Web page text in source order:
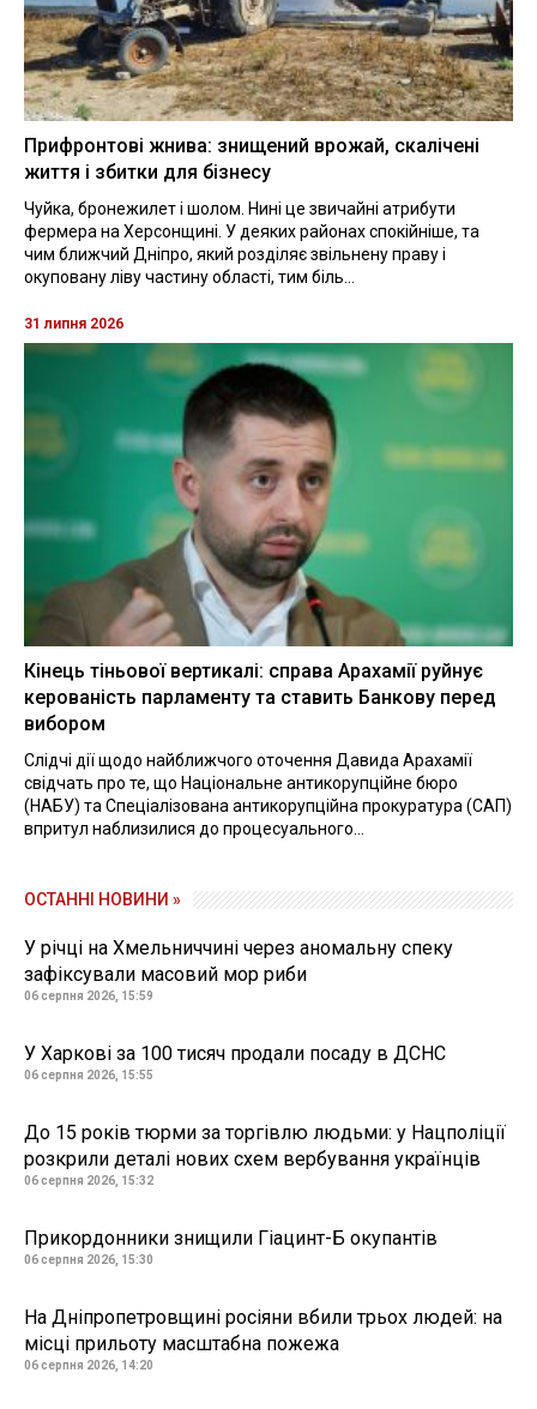
Прифронтові жнива: знищений врожай, скалічені
життя і збитки для бізнесу
Чуйка, бронежилет і шолом. Нині це звичайні атрибути
фермера на Херсонщині. У деяких районах спокійніше, та
чим ближчий Дніпро, який розділяє звільнену праву і
окуповану ліву частину області, тим біль...
31 липня 2026
Кінець тіньової вертикалі: справа Арахамії руйнує
керованість парламенту та ставить Банкову перед
вибором
Слідчі дії щодо найближчого оточення Давида Арахамії
свідчать про те, що Національне антикорупційне бюро
(НАБУ) та Спеціалізована антикорупційна прокуратура (САП)
впритул наблизилися до процесуального...
ОСТАННІ НОВИНИ »
У річці на Хмельниччині через аномальну спеку
зафіксували масовий мор риби
06 серпня 2026, 15:59
У Харкові за 100 тисяч продали посаду в ДСНС
06 серпня 2026, 15:55
До 15 років тюрми за торгівлю людьми: у Нацполіції
розкрили деталі нових схем вербування українців
06 серпня 2026, 15:32
Прикордонники знищили Гіацинт-Б окупантів
06 серпня 2026, 15:30
На Дніпропетровщині росіяни вбили трьох людей: на
місці прильоту масштабна пожежа
06 серпня 2026, 14:20